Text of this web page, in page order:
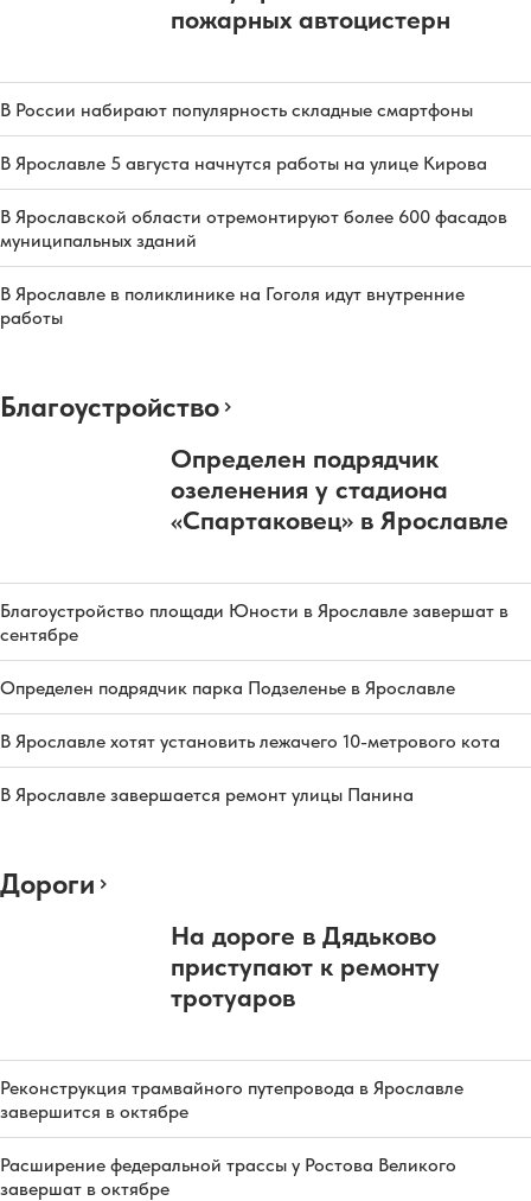
пожарных автоцистерн
В России набирают популярность складные смартфоны
В Ярославле 5 августа начнутся работы на улице Кирова
В Ярославской области отремонтируют более 600 фасадов
муниципальных зданий
В Ярославле в поликлинике на Гоголя идут внутренние
работы
Благоустройство
Определен подрядчик
озеленения у стадиона
«Спартаковец» в Ярославле
Благоустройство площади Юности в Ярославле завершат в
сентябре
Определен подрядчик парка Подзеленье в Ярославле
В Ярославле хотят установить лежачего 10-метрового кота
В Ярославле завершается ремонт улицы Панина
Дороги
На дороге в Дядьково
приступают к ремонту
тротуаров
Реконструкция трамвайного путепровода в Ярославле
завершится в октябре
Расширение федеральной трассы у Ростова Великого
завершат в октябре